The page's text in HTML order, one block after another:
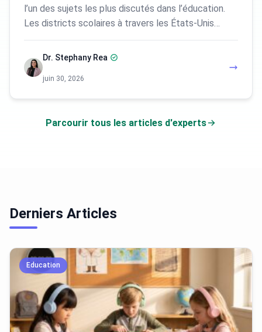
l’un des sujets les plus discutés dans l’éducation.
Les districts scolaires à travers les États-Unis…
Dr. Stephany Rea
juin 30, 2026
Parcourir tous les articles d'experts
Derniers Articles
Education